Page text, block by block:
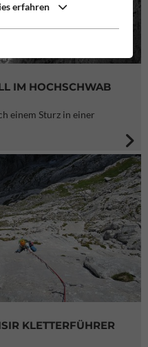
IM HOCHSCHWAB
einem Sturz in einer
KLETTERFÜHRER
erfahren